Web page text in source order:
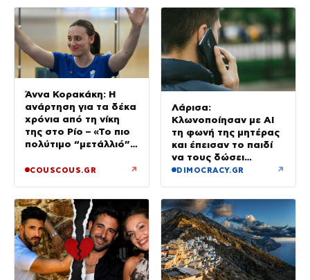
Άννα Κορακάκη: Η
ανάρτηση για τα δέκα
χρόνια από τη νίκη
της στο Ρίο – «Το πιο
πολύτιμο “μετάλλιό”
COUSCOUS.GR ↗
Λάρισα:
Κλωνοποίησαν με AI
τη φωνή της μητέρας
και έπεισαν το παιδί
να τους δώσει
χρήματα και
DIMOCRACY.GR ↗